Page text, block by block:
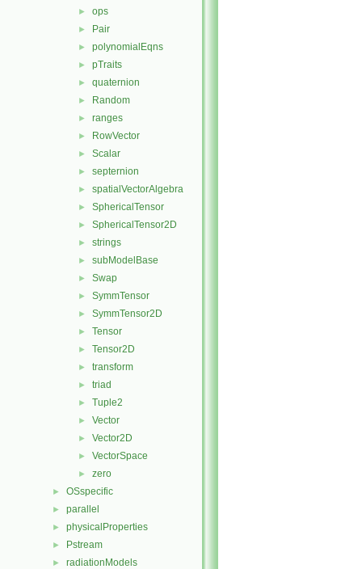
► ops
► Pair
► polynomialEqns
► pTraits
► quaternion
► Random
► ranges
► RowVector
► Scalar
► septernion
► spatialVectorAlgebra
► SphericalTensor
► SphericalTensor2D
► strings
► subModelBase
► Swap
► SymmTensor
► SymmTensor2D
► Tensor
► Tensor2D
► transform
► triad
► Tuple2
► Vector
► Vector2D
► VectorSpace
► zero
► OSspecific
► parallel
► physicalProperties
► Pstream
► radiationModels